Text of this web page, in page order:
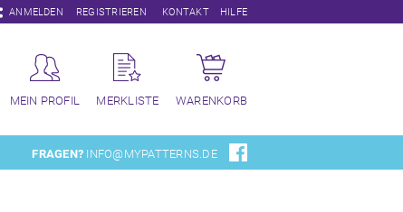
ANMELDEN
Navigation
überspringen
REGISTRIEREN KONTAKT HILFE
MEIN PROFIL MERKLISTE WARENKORB
FRAGEN? INFO@MYPATTERNS.DE